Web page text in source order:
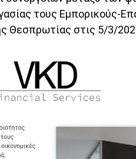
τους Εμπορικούς-
Θεσπρωτίας στις 5/3/